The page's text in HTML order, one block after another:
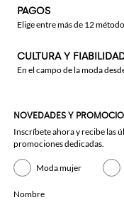
PAGOS
Elige entre más de 12
CULTURA Y
En el campo de la moda
NOVEDADES Y
Inscríbete ahora y recibe las
promociones dedicadas.
Moda mujer
Nombre